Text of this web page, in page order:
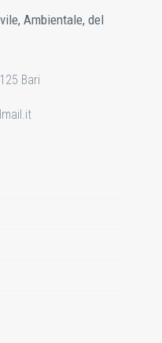
Ambientale, del
Bari